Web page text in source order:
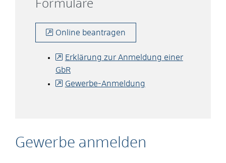
Gewerbe anmelden
Formulare
Online beantragen
Erklärung zur Anmeldung einer
GbR
Gewerbe-Anmeldung